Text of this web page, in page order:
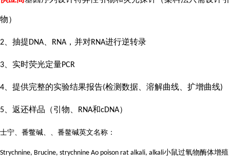
物）
2 、抽提DNA RNA ，并对RNA进行逆转录
3 、实时荧光定量PCR
4 、提供完整的实验结果报告(检测数据、溶解曲线、扩增曲线)
5 、返还样品（引物、 RNA和cDNA）
士宁、番鳖碱、、番鳌碱英文名称：
Strychnine, Brucine, strychnine Ao poison rat alkali, alkali小鼠过氧物酶体增殖